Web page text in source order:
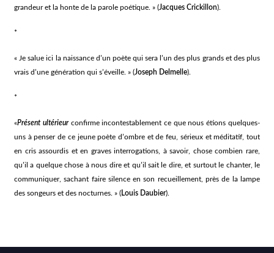
grandeur et la honte de la parole poétique. » (Jacques Crickillon).
*
« Je salue ici la naissance d’un poète qui sera l’un des plus grands et des plus
vrais d’une génération qui s’éveille. » (Joseph Delmelle).
*
«Présent ultérieurconfirme incontestablement ce que nous étions quelques-
uns à penser de ce jeune poète d’ombre et de feu, sérieux et méditatif, tout
en cris assourdis et en graves interrogations, à savoir, chose combien rare,
qu’il a quelque chose à nous dire et qu’il sait le dire, et surtout le chanter, le
communiquer, sachant faire silence en son recueillement, près de la lampe
des songeurs et des nocturnes. » (Louis Daubier).